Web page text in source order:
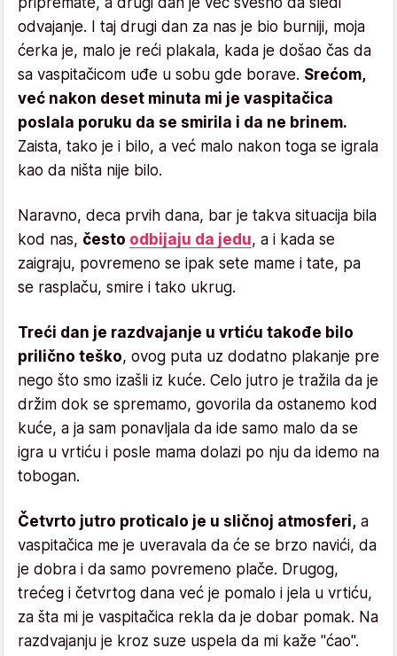
odvajanje. I taj drugi dan za nas je bio burniji, moja
ćerka je, malo je reći plakala, kada je došao čas da
sa vaspitačicom uđe u sobu gde borave. Srećom,
već nakon deset minuta mi je vaspitačica
poslala poruku da se smirila i da ne brinem.
Zaista, tako je i bilo, a već malo nakon toga se igrala
kao da ništa nije bilo.
Naravno, deca prvih dana, bar je takva situacija bila
kod nas, često odbijaju da jedu, a i kada se
zaigraju, povremeno se ipak sete mame i tate, pa
se rasplaču, smire i tako ukrug.
Treći dan je razdvajanje u vrtiću takođe bilo
prilično teško, ovog puta uz dodatno plakanje pre
nego što smo izašli iz kuće. Celo jutro je tražila da je
držim dok se spremamo, govorila da ostanemo kod
kuće, a ja sam ponavljala da ide samo malo da se
igra u vrtiću i posle mama dolazi po nju da idemo na
tobogan.
Četvrto jutro proticalo je u sličnoj atmosferi, a
vaspitačica me je uveravala da će se brzo navići, da
je dobra i da samo povremeno plače. Drugog,
trećeg i četvrtog dana već je pomalo i jela u vrtiću,
za šta mi je vaspitačica rekla da je dobar pomak. Na
razdvajanju je kroz suze uspela da mi kaže "ćao".